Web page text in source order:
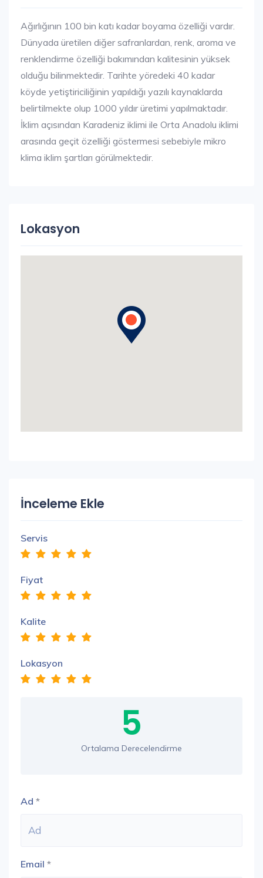
Ağırlığının 100 bin katı kadar boyama özelliği vardır.
Dünyada üretilen diğer safranlardan, renk, aroma ve
renklendirme özelliği bakımından kalitesinin yüksek
olduğu bilinmektedir. Tarihte yöredeki 40 kadar
köyde yetiştiriciliğinin yapıldığı yazılı kaynaklarda
belirtilmekte olup 1000 yıldır üretimi yapılmaktadır.
İklim açısından Karadeniz iklimi ile Orta Anadolu iklimi
arasında geçit özelliği göstermesi sebebiyle mikro
klima iklim şartları görülmektedir.
Lokasyon
İnceleme Ekle
Servis
Fiyat
Kalite
Lokasyon
5
Ortalama Derecelendirme
Ad *
Email *